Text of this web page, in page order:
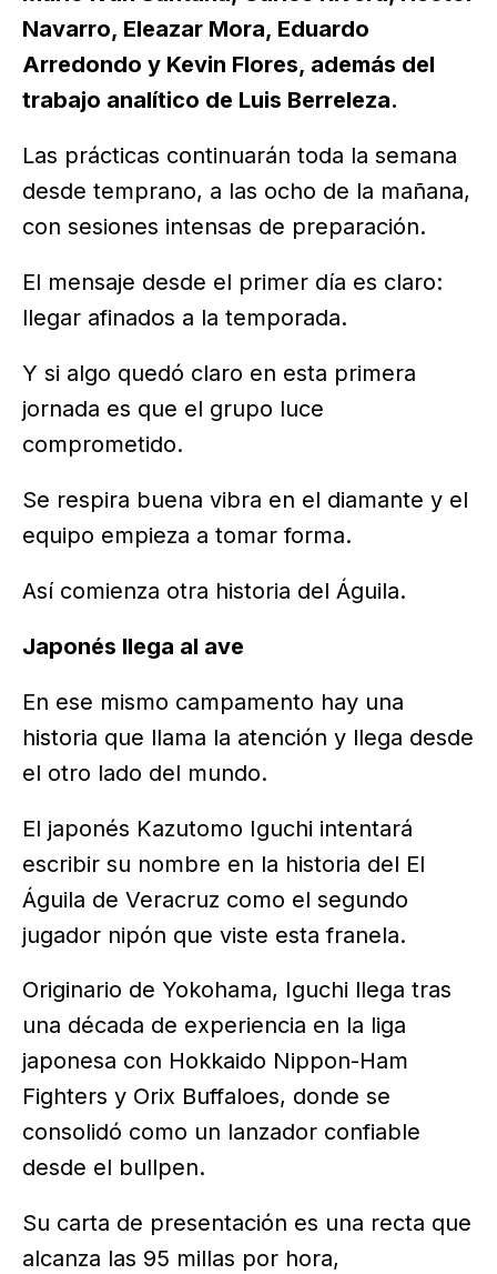
Navarro, Eleazar Mora, Eduardo
Arredondo y Kevin Flores, además del
trabajo analítico de Luis Berreleza.
Las prácticas continuarán toda la semana
desde temprano, a las ocho de la mañana,
con sesiones intensas de preparación.
El mensaje desde el primer día es claro:
llegar afinados a la temporada.
Y si algo quedó claro en esta primera
jornada es que el grupo luce
comprometido.
Se respira buena vibra en el diamante y el
equipo empieza a tomar forma.
Así comienza otra historia del Águila.
Japonés llega al ave
En ese mismo campamento hay una
historia que llama la atención y llega desde
el otro lado del mundo.
El japonés Kazutomo Iguchi intentará
escribir su nombre en la historia del El
Águila de Veracruz como el segundo
jugador nipón que viste esta franela.
Originario de Yokohama, Iguchi llega tras
una década de experiencia en la liga
japonesa con Hokkaido Nippon-Ham
Fighters y Orix Buffaloes, donde se
consolidó como un lanzador confiable
desde el bullpen.
Su carta de presentación es una recta que
alcanza las 95 millas por hora,